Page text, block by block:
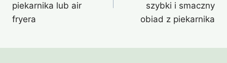
piekarnika lub air
fryera
szybki i smaczny
obiad z piekarnika